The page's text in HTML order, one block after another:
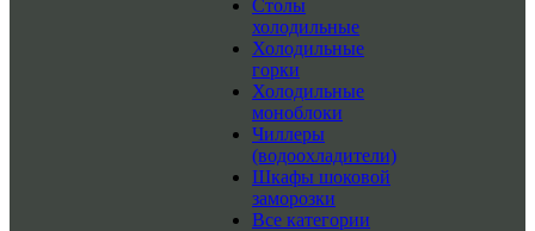
Столы
холодильные
Холодильные
горки
Холодильные
моноблоки
Чиллеры
(водоохладители)
Шкафы шоковой
заморозки
Все категории